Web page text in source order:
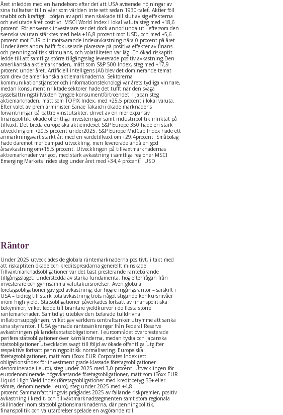
Året inleddes med en handelsoro efter det att USA aviserade höjningar av
sina tullsatser till nivåer som världen inte sett sedan 1930-talet. Aktier föll
snabbt och kraftigt i början av april men skakade till slut av sig effekterna
och avslutade året positivt. MSCI World Index i lokal valuta steg med +18,6
procent. För ensvensk investerare ser det dock annorlunda ut - eftersom den
svenska valutan stärktes med hela +16,8 procent mot USD, och med +5,6
procent mot EUR blir motsvarande indexavkastning nära 0 procent på året.
Under årets andra hälft fokuserade placerare på positiva effekter av finans-
och penningpolitisk stimulans, och volatiliteten var låg. En ökad riskaptit
ledde till att samtliga större tillgångsslag levererade positiv avkastning.Den
amerikanska aktiemarknaden, mätt som S&P 500 Index, steg med +17,9
procent under året. Artificiell intelligens (AI) blev det dominerande temat
som drev de amerikanska aktiemarknaderna. Sektorerna
kommunikationstjänster och informationsteknologi var årets tydliga vinnare,
medan konsumentinriktade sektorer hade det tufft när den svaga
sysselsättningstillväxten tyngde konsumentförtroendet. I Japan steg
aktiemarknaden, mätt som TOPIX Index, med +25,5 procent i lokal valuta.
Efter valet av premiärminister Sanae Takaichi ökade marknadens
förväntningar på bättre vinstutsikter, drivet av en mer expansiv
finanspolitik, ökade offentliga investeringar samt industripolitik inriktat på
tillväxt. Det breda europeiska aktieindexet S&P Europe 350 hade en stark
utveckling om +20,5 procent under2025. S&P Europe MidCap Index hade ett
anmärkningsvärt starkt år, med en värdetillväxt om +29,4procent. Småbolag
hade däremot mer dämpad utveckling, men levererade ändå en god
årsavkastning om+15,5 procent. Utvecklingen på tillväxtmarknadernas
aktiemarknader var god, med stark avkastning i samtliga regioner.MSCI
Emerging Markets Index steg under året med +34,4 procent i USD.
Räntor
Under 2025 utvecklades de globala räntemarknaderna positivt, i takt med
att riskaptiten ökade och kreditspreadarna generellt minskade.
Tillväxtmarknadsobligationer var det bäst presterande räntebärande
tillgångsslaget, understödda av starka fundamenta, hög efterfrågan från
investerare och gynnsamma valutakursrörelser. Även globala
företagsobligationer gav god avkastning, där högre ingångsräntor – särskilt i
USA – bidrog till stark totalavkastning trots något stigande konkursnivåer
inom high yield. Statsobligationer påverkades fortsatt av finanspolitiska
bekymmer, vilket ledde till brantare yieldkurvor i de flesta större
räntemarknader. Samtidigt uteblev den befarade tulldrivna
inflationsuppgången, vilket gav världens centralbanker utrymme att sänka
sina styrräntor. I USA gynnade räntesänkningar från Federal Reserve
avkastningen på landets statsobligationer. I euroområdet överpresterade
perifera statsobligationer över kärnländerna, medan tyska och japanska
statsobligationer utvecklades svagt till följd av ökade offentliga utgifter
respektive fortsatt penningpolitisk normalisering. Europeiska
företagsobligationer, mätt som iBoxx EUR Corporates Index (ett
obligationsindex för investment grade-klassade företagsobligationer
denominerade i euro), steg under 2025 med 3,0 procent. Utvecklingen för
eurodenominerade högavkastande företagsobligationer, mätt som iBoxx EUR
Liquid High Yield Index (företagsobligationer med kreditbetyg BB+ eller
sämre, denominerade i euro), steg under 2025 med +4,8
procent.Sammanfattningsvis präglades 2025 av fallande riskpremier, positiv
avkastning i kredit- och tillväxtmarknadssegmenten samt stora regionala
skillnader inom statsobligationsmarknaderna, där penningpolitik,
finanspolitik och valutarörelser spelade en avgörande roll.